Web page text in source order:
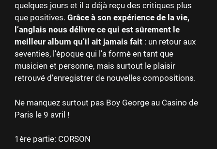
quelques jours et il a déjà reçu des critiques plus
que positives. Grâce à son expérience de la vie,
l’anglais nous délivre ce qui est sûrement le
meilleur album qu’il ait jamais fait : un retour aux
seventies, l’époque qui l’a formé en tant que
musicien et personne, mais surtout le plaisir
retrouvé d’enregistrer de nouvelles compositions.
Ne manquez surtout pas Boy George au Casino de
Paris le 9 avril !
1ère partie: CORSON